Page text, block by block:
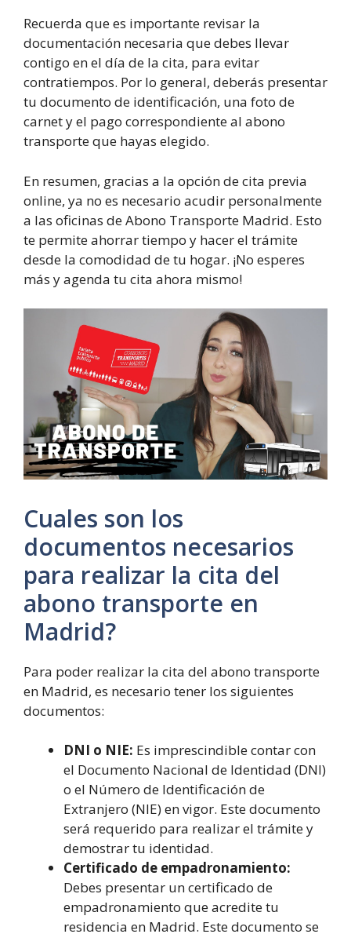
Recuerda que es importante revisar la
documentación necesaria que debes llevar
contigo en el día de la cita, para evitar
contratiempos. Por lo general, deberás presentar
tu documento de identificación, una foto de
carnet y el pago correspondiente al abono
transporte que hayas elegido.
En resumen, gracias a la opción de cita previa
online, ya no es necesario acudir personalmente
a las oficinas de Abono Transporte Madrid. Esto
te permite ahorrar tiempo y hacer el trámite
desde la comodidad de tu hogar. ¡No esperes
más y agenda tu cita ahora mismo!
Cuales son los
documentos necesarios
para realizar la cita del
abono transporte en
Madrid?
Para poder realizar la cita del abono transporte
en Madrid, es necesario tener los siguientes
documentos:
DNI o NIE: Es imprescindible contar con
el Documento Nacional de Identidad (DNI)
o el Número de Identificación de
Extranjero (NIE) en vigor. Este documento
será requerido para realizar el trámite y
demostrar tu identidad.
Certificado de empadronamiento:
Debes presentar un certificado de
empadronamiento que acredite tu
residencia en Madrid. Este documento se